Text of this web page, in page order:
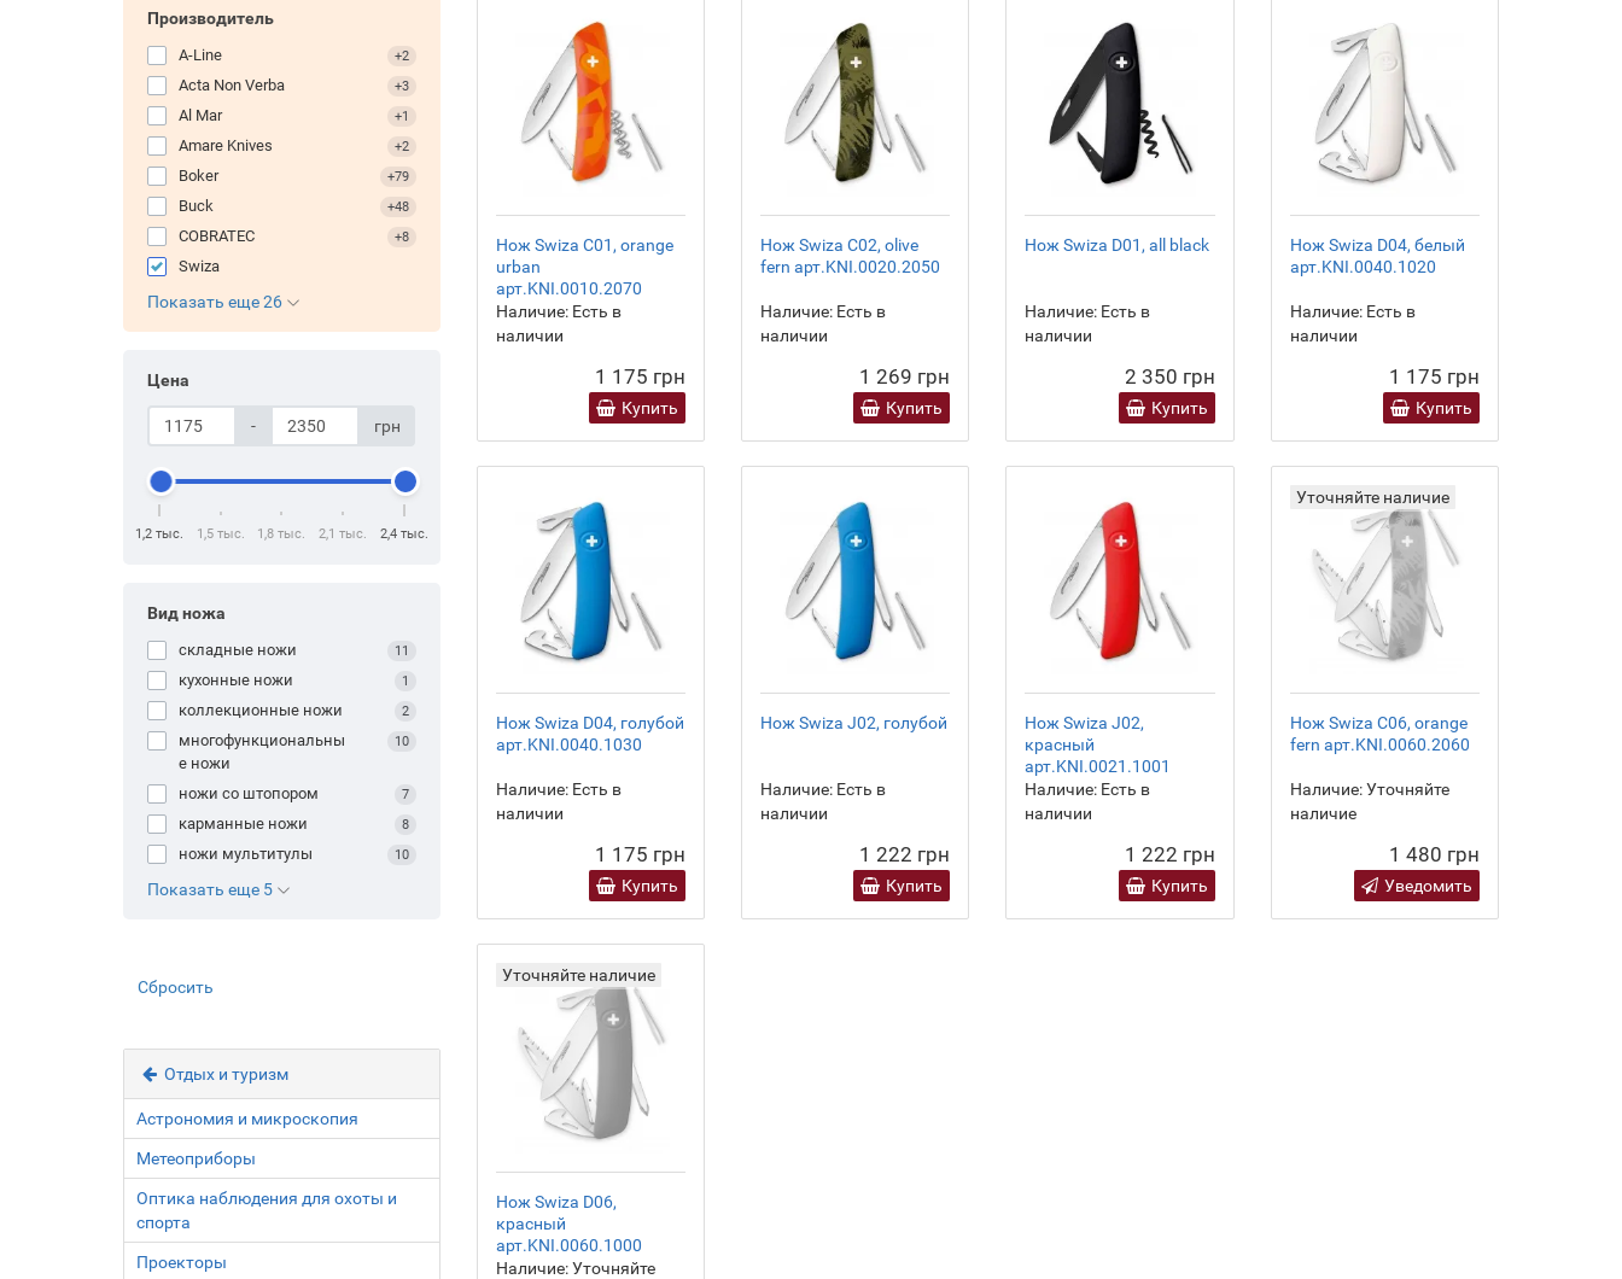
Производитель
A-Line +2
Acta Non Verba +3
Al Mar +1
Amare Knives +2
Boker +79
Buck +48
COBRATEC +8
Swiza
Показать еще 26
Цена
- грн
1,2 тыс. 1,5 тыс. 1,8 тыс. 2,1 тыс. 2,4 тыс.
Вид ножа
складные ножи 11
кухонные ножи 1
коллекционные ножи 2
многофункциональны
е ножи
10
ножи со штопором 7
карманные ножи 8
ножи мультитулы 10
Показать еще 5
Сбросить
Отдых и туризм
Астрономия и микроскопия
Метеоприборы
Оптика наблюдения для охоты и
спорта
Проекторы
Нож Swiza C01, orange
urban
арт.KNI.0010.2070
Наличие:Есть в
наличии
1 175 грн
Купить
Нож Swiza C02, olive
fern арт.KNI.0020.2050
Наличие:Есть в
наличии
1 269 грн
Купить
Нож Swiza D01, all black
Наличие: Есть в
наличии
2 350 грн
Купить
Нож Swiza D04, белый
арт.KNI.0040.1020
Наличие:Есть в
наличии
1 175 грн
Купить
Нож Swiza D04, голубой
арт.KNI.0040.1030
Наличие:Есть в
наличии
1 175 грн
Купить
Нож Swiza J02, голубой
Наличие:Есть в
наличии
1 222 грн
Купить
Нож Swiza J02,
красный
арт.KNI.0021.1001
Наличие: Есть в
наличии
1 222 грн
Купить
Уточняйте наличие
Нож Swiza C06, orange
fern арт.KNI.0060.2060
Наличие:Уточняйте
наличие
1 480 грн
Уведомить
Уточняйте наличие
Нож Swiza D06,
красный
арт.KNI.0060.1000
Наличие:Уточняйте